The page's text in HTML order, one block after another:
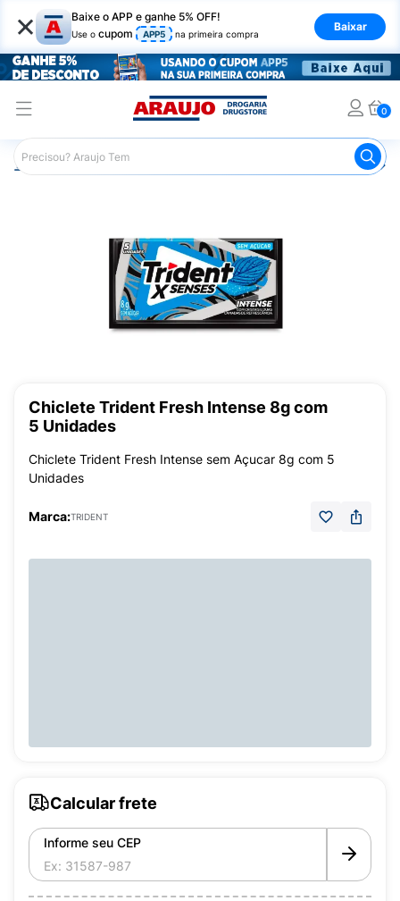
× Baixe o APP e ganhe 5% OFF!
Use o cupom APP5 na primeira compra
Baixar
0
Araujo Mercado Chicletes
Chiclete Trident Fresh Intense 8g com
5 Unidades
Chiclete Trident Fresh Intense sem Açucar 8g com 5
Unidades
Marca:TRIDENT
Calcular frete
Informe seu CEP